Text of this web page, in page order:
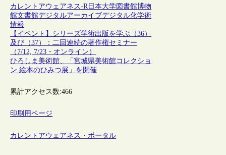
カレントアウェアネス-R 日本大学図書館博物
館文書館デジタルアーカイブデジタル化学術
情報
【イベント】シリーズ学術出版を学ぶ（36）
及び（37）：二回連続の著作権セミナー
（7/12, 7/23・オンライン）
ひろしま美術館、「宮城県美術館コレクショ
ン 絵本のひみつ展」を開催
累計アクセス数:466
印刷用ページ
カレントアウェアネス・ポータル